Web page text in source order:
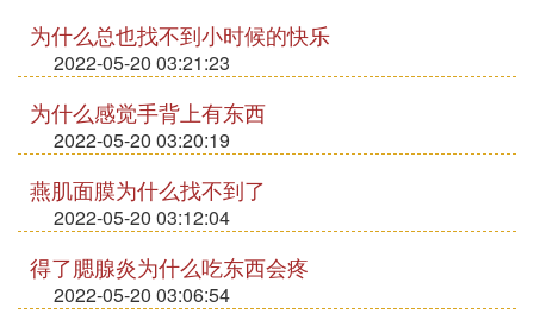
为什么总也找不到小时候的快乐
2022-05-20 03:21:23
为什么感觉手背上有东西
2022-05-20 03:20:19
燕肌面膜为什么找不到了
2022-05-20 03:12:04
得了腮腺炎为什么吃东西会疼
2022-05-20 03:06:54